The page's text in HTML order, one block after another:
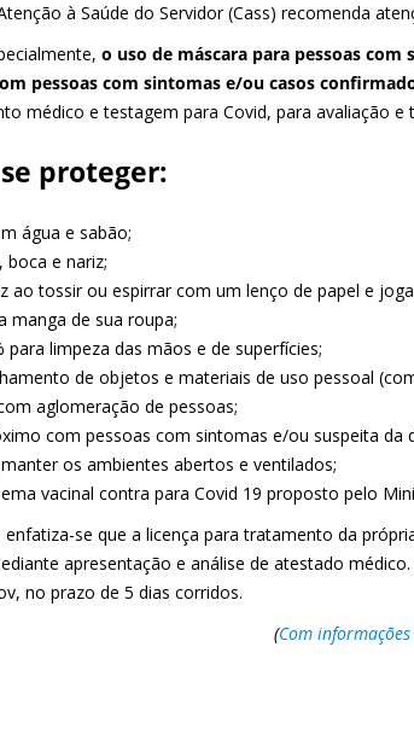
à Saúde do Servidor (Cass) recomenda
o uso de máscara para pessoas
pessoas com sintomas e/ou casos
médico e testagem para Covid, para avaliação e
proteger:
água e sabão;
boca e nariz;
ao tossir ou espirrar com um lenço de papel e
manga de sua roupa;
para limpeza das mãos e de superfícies;
de objetos e materiais de uso pessoal
aglomeração de pessoas;
com pessoas com sintomas e/ou suspeita da
os ambientes abertos e ventilados;
vacinal contra para Covid 19 proposto pelo
enfatiza-se que a licença para tratamento da
apresentação e análise de atestado
no prazo de 5 dias corridos.
(Com